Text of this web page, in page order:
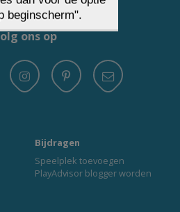
ons op
Bijdragen
Speelplek toevoegen
PlayAdvisor blogger worden